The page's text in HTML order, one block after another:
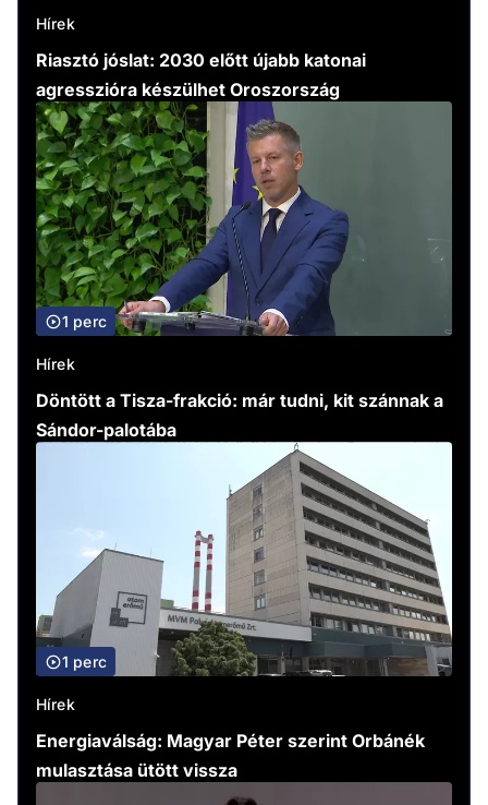
Hírek
Riasztó jóslat: 2030 előtt újabb katonai
agresszióra készülhet Oroszország
1 perc
Hírek
Döntött a Tisza-frakció: már tudni, kit szánnak a
Sándor-palotába
1 perc
Hírek
Energiaválság: Magyar Péter szerint Orbánék
mulasztása ütött vissza